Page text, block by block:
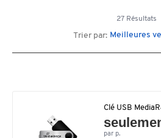
27 Résultats
Trier par: Meilleures
Clé USB
par p.